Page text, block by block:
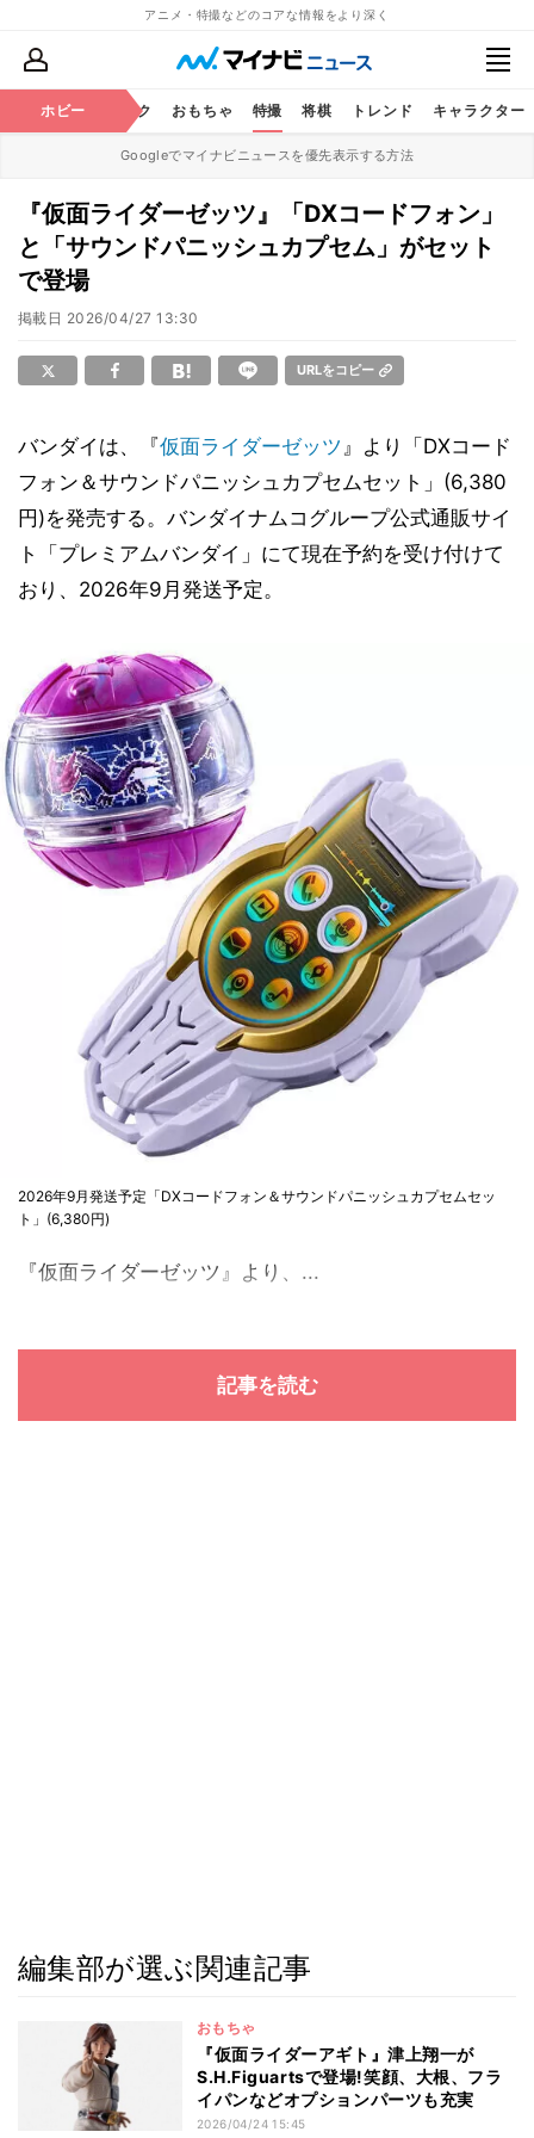
アニメ・特撮などのコアな情報をより深く
ホビー
鉄道 コミック おもちゃ 特撮 将棋 トレンド キャラクター
Googleでマイナビニュースを優先表示する方法
『仮面ライダーゼッツ』「DXコードフォン」
と「サウンドパニッシュカプセム」がセット
で登場
掲載日 2026/04/27 13:30
URLをコピー
バンダイは、『仮面ライダーゼッツ 』より「DXコード
フォン＆サウンドパニッシュカプセムセット」(6,380
円)を発売する。バンダイナムコグループ公式通販サイ
ト「プレミアムバンダイ」にて現在予約を受け付けて
おり、2026年9月発送予定。
2026年9月発送予定「DXコードフォン＆サウンドパニッシュカプセムセッ
ト」(6,380円)
『仮面ライダーゼッツ』より、...
記事を読む
編集部が選ぶ関連記事
おもちゃ
『仮面ライダーアギト』津上翔一が
S.H.Figuartsで登場!笑顔、大根、フラ
イパンなどオプションパーツも充実
2026/04/24 15:45